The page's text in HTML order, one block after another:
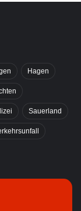
Hagen
Sauerland